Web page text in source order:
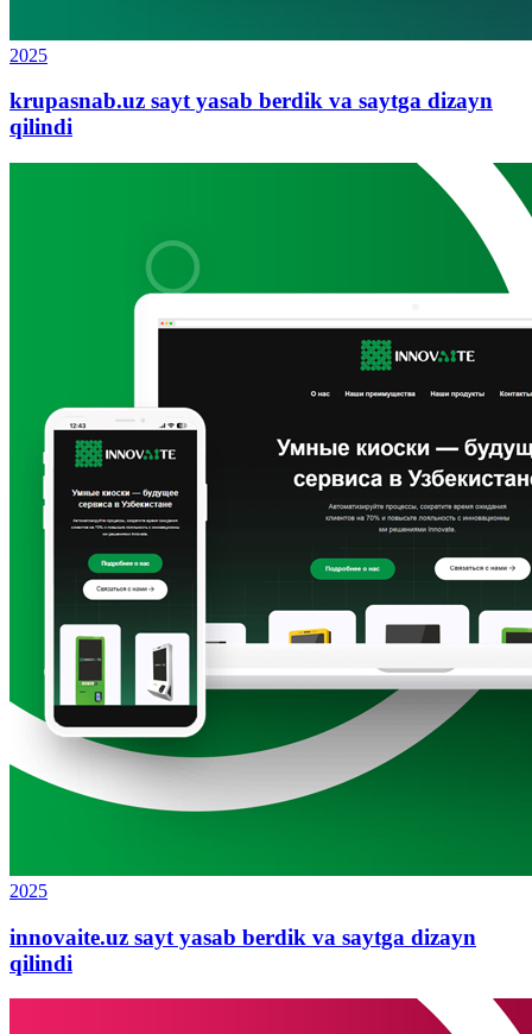
2025
krupasnab.uz sayt yasab berdik va saytga dizayn
qilindi
2025
innovaite.uz sayt yasab berdik va saytga dizayn
qilindi